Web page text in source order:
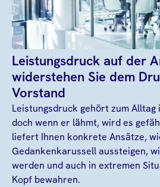
Leistungsdruck auf der
widerstehen Sie dem
Vorstand
Leistungsdruck gehört zum Alltag
doch wenn er lähmt, wird es
liefert Ihnen konkrete Ansätze,
Gedankenkarussell aussteigen,
werden und auch in extremen
Kopf bewahren.